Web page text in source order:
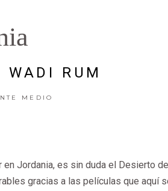
WADI RUM
MEDIO
Jordania, es sin duda el Desierto
gracias a las películas que aquí